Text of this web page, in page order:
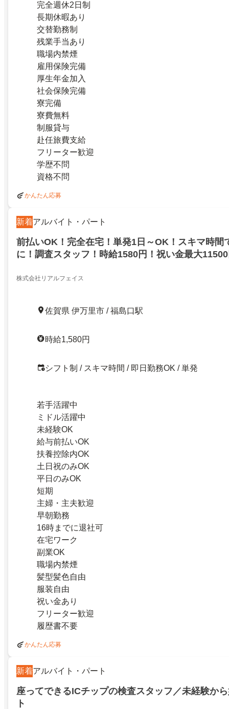
完全週休2日制
長期休暇あり
交替勤務制
残業手当あり
職場内禁煙
雇用保険完備
厚生年金加入
社会保険完備
寮完備
寮費無料
制服貸与
赴任旅費支給
フリーター歓迎
学歴不問
資格不問
かんたん応募
新着アルバイト・パート
前払いOK！完全在宅！単発1日～OK！スキマ時間
に！調査スタッフ！時給1580円！祝い金最大
株式会社リアルフェイス
佐賀県 伊万里市 / 福島口駅
時給1,580円
シフト制 / スキマ時間 / 即日勤務OK / 単発
若手活躍中
ミドル活躍中
未経験OK
給与前払いOK
扶養控除内OK
土日祝のみOK
平日のみOK
短期
主婦・主夫歓迎
早朝勤務
16時までに退社可
在宅ワーク
副業OK
職場内禁煙
髪型髪色自由
服装自由
祝い金あり
フリーター歓迎
履歴書不要
かんたん応募
新着アルバイト・パート
座ってできるICチップの検査スタッフ／未経験か
ト